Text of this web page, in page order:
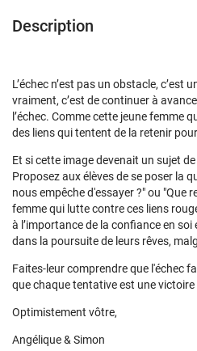
Description
L’échec n’est pas un obstacle, c’est
vraiment, c’est de continuer à
l’échec. Comme cette jeune femme
des liens qui tentent de la retenir
Et si cette image devenait un sujet
Proposez aux élèves de se poser la
nous empêche d'essayer ?" ou "Que
femme qui lutte contre ces liens
à l’importance de la confiance en soi
dans la poursuite de leurs rêves,
Faites-leur comprendre que l'échec
que chaque tentative est une victoire
Optimistement vôtre,
Angélique & Simon